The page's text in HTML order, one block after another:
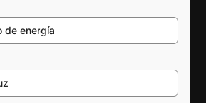
de energía